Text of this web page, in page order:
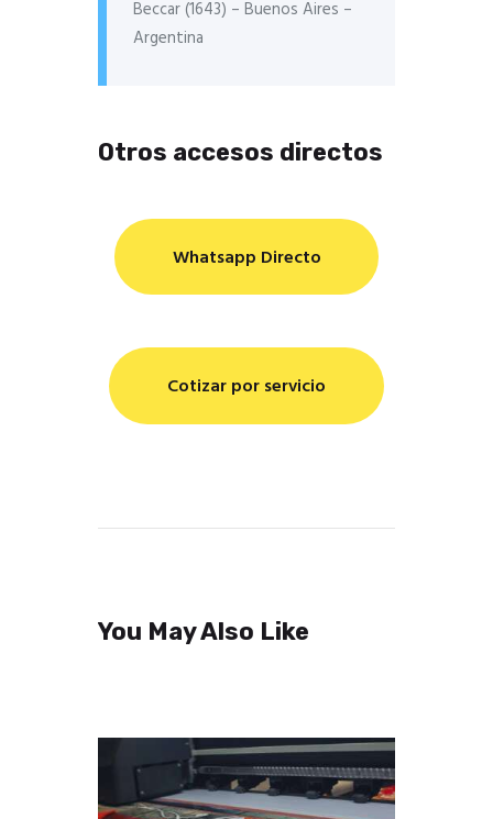
Beccar (1643) – Buenos Aires –
Argentina
Otros accesos directos
Whatsapp Directo
Cotizar por servicio
You May Also Like